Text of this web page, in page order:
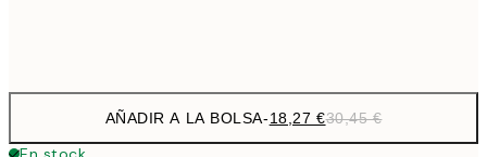
AÑADIR A LA BOLSA-18,27 €30,45 €